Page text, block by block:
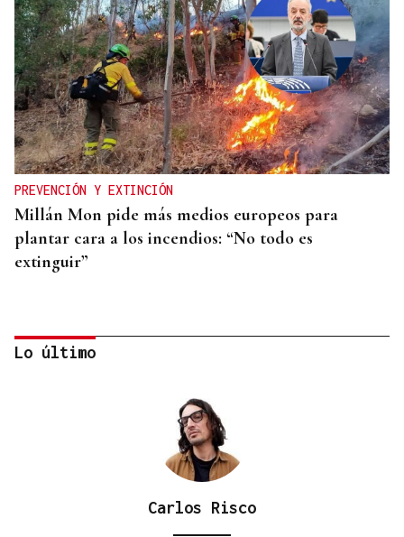
PREVENCIÓN Y EXTINCIÓN
Millán Mon pide más medios europeos para
plantar cara a los incendios: “No todo es
extinguir”
Lo último
Carlos Risco